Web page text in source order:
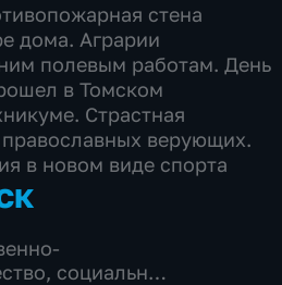
стена
дома. Аграрии
полевым работам. День
в Томском
Страстная
верующих.
в новом виде спорта
, социально-